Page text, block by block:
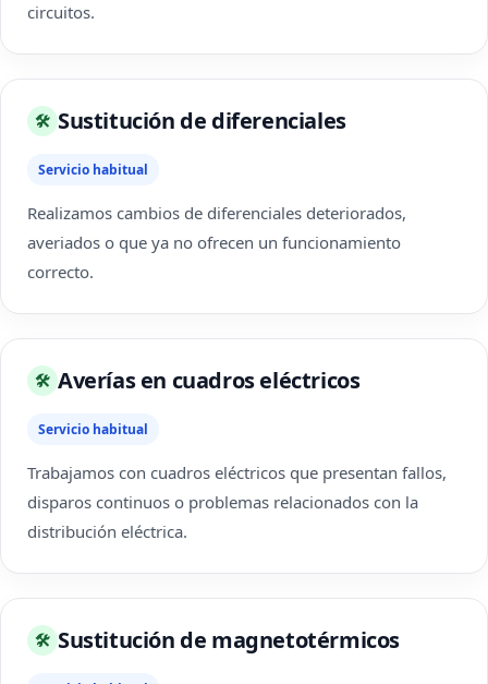
circuitos.
🛠 Sustitución de diferenciales
Servicio habitual
Realizamos cambios de diferenciales deteriorados,
averiados o que ya no ofrecen un funcionamiento
correcto.
🛠 Averías en cuadros eléctricos
Servicio habitual
Trabajamos con cuadros eléctricos que presentan fallos,
disparos continuos o problemas relacionados con la
distribución eléctrica.
🛠 Sustitución de magnetotérmicos